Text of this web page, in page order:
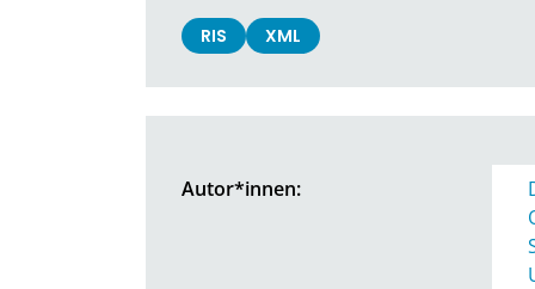
RIS XML
Autor*innen: